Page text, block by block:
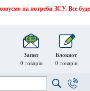
на потреби ЗСУ. Все буде
Запит
0 товарів
Блокнот
0 товарів